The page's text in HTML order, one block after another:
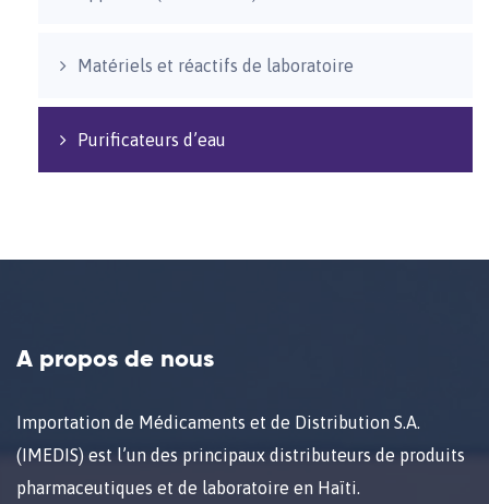
Matériels et réactifs de laboratoire
Purificateurs d’eau
A propos de nous
Importation de Médicaments et de Distribution S.A.
(IMEDIS) est l’un des principaux distributeurs de produits
pharmaceutiques et de laboratoire en Haïti.